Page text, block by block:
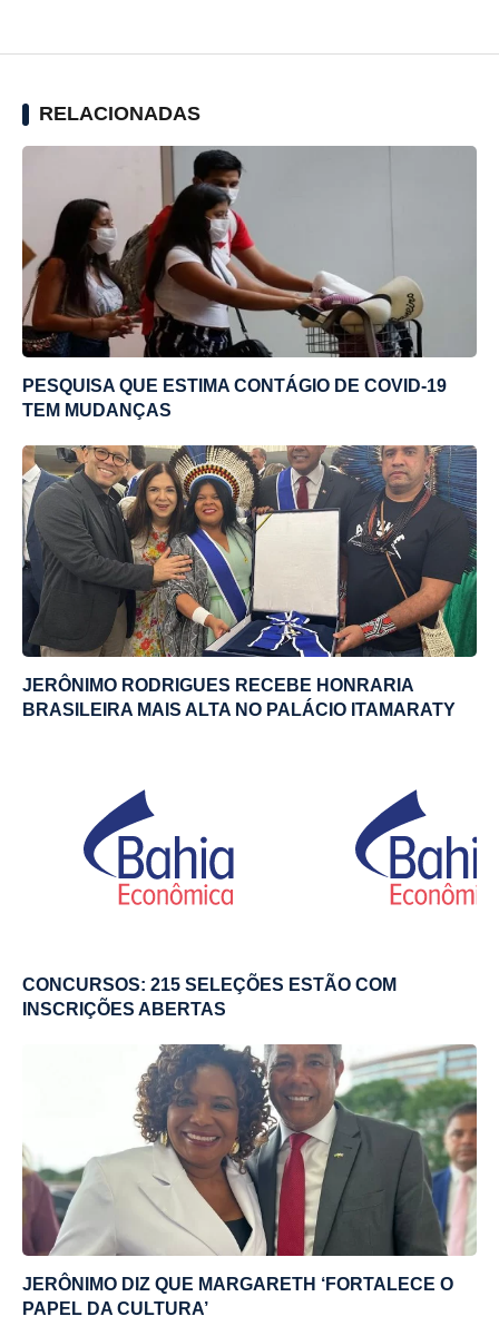
RELACIONADAS
PESQUISA QUE ESTIMA CONTÁGIO DE COVID-19
TEM MUDANÇAS
JERÔNIMO RODRIGUES RECEBE HONRARIA
BRASILEIRA MAIS ALTA NO PALÁCIO ITAMARATY
CONCURSOS: 215 SELEÇÕES ESTÃO COM
INSCRIÇÕES ABERTAS
JERÔNIMO DIZ QUE MARGARETH ‘FORTALECE O
PAPEL DA CULTURA’